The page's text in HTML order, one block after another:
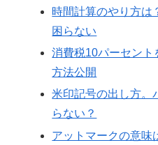
時間計算のやり方は
困らない
消費税10パーセン
方法公開
米印記号の出し方。
らない？
アットマークの意味